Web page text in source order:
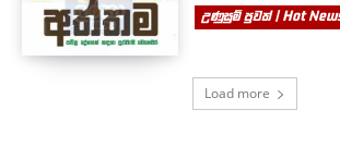
උණුසුම් පුවත් | Hot
Load more